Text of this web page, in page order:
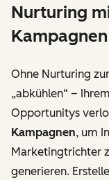
Nurturing
Kampagnen
Ohne Nurturing
„abkühlen“ –
Opportunitys
Kampagnen, um
Marketingtrichter
generieren.